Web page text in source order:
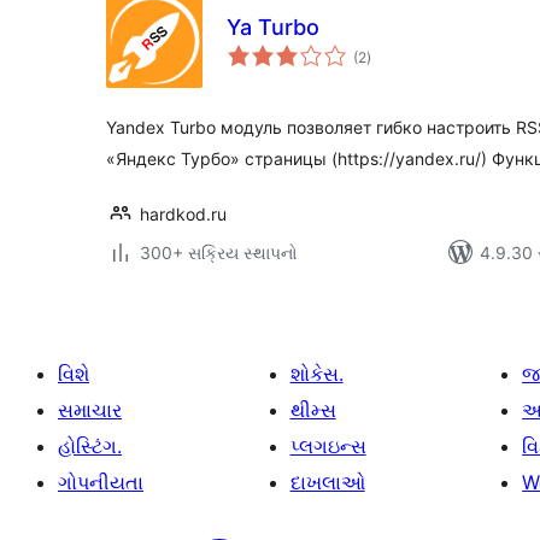
Ya Turbo
(2કુલ
રેટિંગ્સ
)
Yandex Turbo модуль позволяет гибко настроить
«Яндекс Турбо» страницы (https://yandex.ru/)
hardkod.ru
300+ સક્રિય સ્થાપનો
4.9.30
વિશે
સમાચાર
હોસ્ટિંગ.
ગોપનીયતા
શોકેસ.
થીમ્સ
પ્લગઇન્સ
દાખલાઓ